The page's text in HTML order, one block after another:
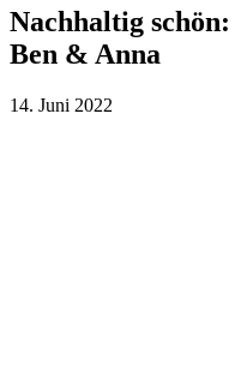
Nachhaltig
Ben & Anna
14. Juni 2022